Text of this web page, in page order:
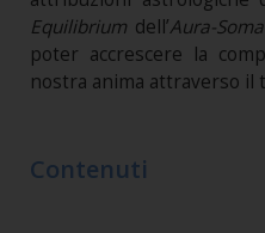
Equilibrium dell’Aura-
poter accrescere la
nostra anima attraverso il
Contenuti